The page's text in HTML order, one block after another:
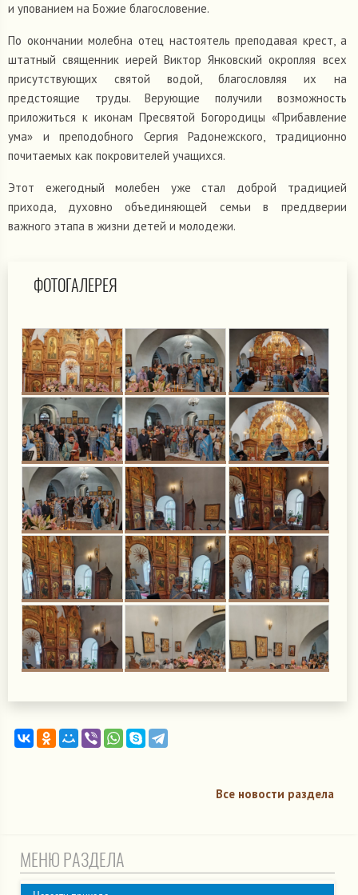
и упованием на Божие благословение.
По окончании молебна отец настоятель преподавая крест, а
штатный священник иерей Виктор Янковский окропляя всех
присутствующих святой водой, благословляя их на
предстоящие труды. Верующие получили возможность
приложиться к иконам Пресвятой Богородицы «Прибавление
ума» и преподобного Сергия Радонежского, традиционно
почитаемых как покровителей учащихся.
Этот ежегодный молебен уже стал доброй традицией
прихода, духовно объединяющей семьи в преддверии
важного этапа в жизни детей и молодежи.
ФОТОГАЛЕРЕЯ
Все новости раздела
МЕНЮ РАЗДЕЛА